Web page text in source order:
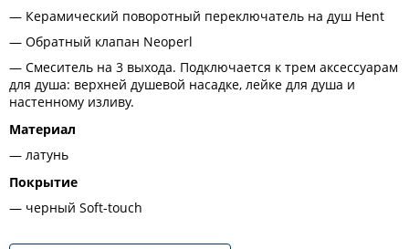
Керамический поворотный переключатель на душ Hent
Обратный клапан Neoperl
Смеситель на 3 выхода. Подключается к трем аксессуарам
для душа: верхней душевой насадке, лейке для душа и
настенному изливу.
Материал
латунь
Покрытие
черный Soft-touch